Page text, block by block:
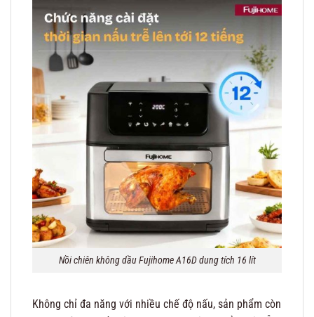
Nồi chiên không dầu Fujihome A16D dung tích 16 lít
Không chỉ đa năng với nhiều chế độ nấu, sản phẩm còn